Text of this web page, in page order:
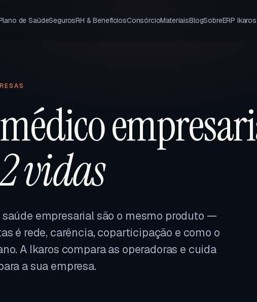
de SaúdeSegurosRH & BenefíciosConsórcioMateriaisBlogSobreERP Ikaros
vidas
empresarial são o mesmo produto —
é rede, carência, coparticipação e como o
A Ikaros compara as operadoras e cuida
a sua empresa.